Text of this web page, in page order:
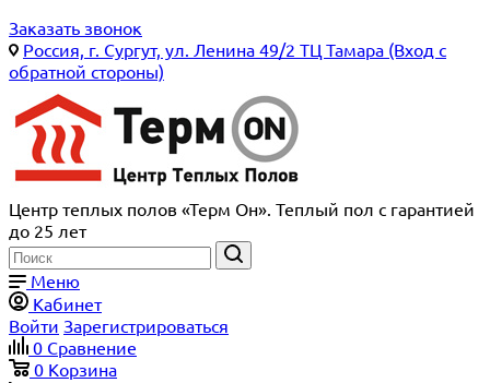
Заказать звонок
Россия, г. Сургут, ул. Ленина 49/2 ТЦ Тамара (Вход с
обратной стороны)
Центр теплых полов «Терм Он». Теплый пол с гарантией
до 25 лет
Меню
Кабинет
Войти Зарегистрироваться
0 Сравнение
0 Корзина